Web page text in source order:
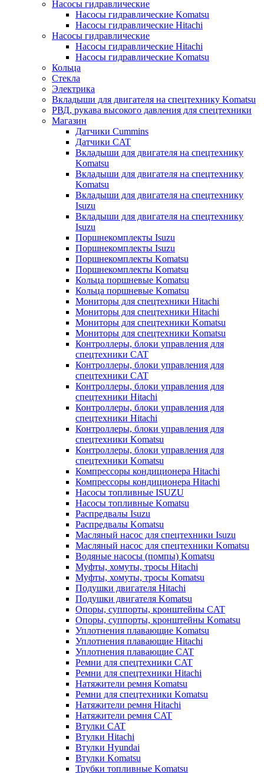
Насосы гидравлические
Насосы гидравлические Komatsu
Насосы гидравлические Hitachi
Насосы гидравлические
Насосы гидравлические Hitachi
Насосы гидравлические Komatsu
Кольца
Стекла
Электрика
Вкладыши для двигателя на спецтехнику Komatsu
РВД, рукава высокого давления для спецтехники
Магазин
Датчики Cummins
Датчики CAT
Вкладыши для двигателя на спецтехнику
Komatsu
Вкладыши для двигателя на спецтехнику
Komatsu
Вкладыши для двигателя на спецтехнику
Isuzu
Вкладыши для двигателя на спецтехнику
Isuzu
Поршнекомплекты Isuzu
Поршнекомплекты Isuzu
Поршнекомплекты Komatsu
Поршнекомплекты Komatsu
Кольца поршневые Komatsu
Кольца поршневые Komatsu
Мониторы для спецтехники Hitachi
Мониторы для спецтехники Hitachi
Мониторы для спецтехники Komatsu
Мониторы для спецтехники Komatsu
Контроллеры, блоки управления для
спецтехники CAT
Контроллеры, блоки управления для
спецтехники CAT
Контроллеры, блоки управления для
спецтехники Hitachi
Контроллеры, блоки управления для
спецтехники Hitachi
Контроллеры, блоки управления для
спецтехники Komatsu
Контроллеры, блоки управления для
спецтехники Komatsu
Компрессоры кондиционера Hitachi
Компрессоры кондиционера Hitachi
Насосы топливные ISUZU
Насосы топливные Komatsu
Распредвалы Isuzu
Распредвалы Komatsu
Масляный насос для спецтехники Isuzu
Масляный насос для спецтехники Komatsu
Водяные насосы (помпы) Komatsu
Муфты, хомуты, тросы Hitachi
Муфты, хомуты, тросы Komatsu
Подушки двигателя Hitachi
Подушки двигателя Komatsu
Опоры, суппорты, кронштейны CAT
Опоры, суппорты, кронштейны Komatsu
Уплотнения плавающие Komatsu
Уплотнения плавающие Hitachi
Уплотнения плавающие CAT
Ремни для спецтехники CAT
Ремни для спецтехники Hitachi
Натяжители ремня Komatsu
Ремни для спецтехники Komatsu
Натяжители ремня Hitachi
Натяжители ремня CAT
Втулки CAT
Втулки Hitachi
Втулки Hyundai
Втулки Komatsu
Трубки топливные Komatsu